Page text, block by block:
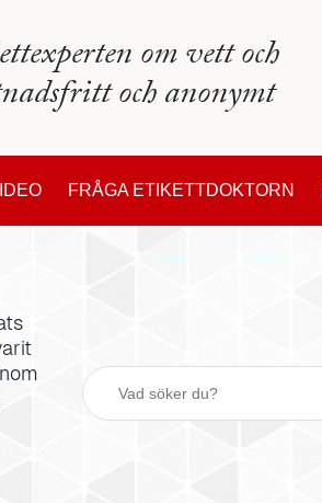
om vett och
och anonymt
FRÅGA ETIKETTDOKTORN